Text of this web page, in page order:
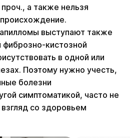
а также нельзя
выступают также
фиброзно-кистозной
в одной или
Поэтому нужно учесть,
болезни
симптоматикой, часто не
со здоровьем